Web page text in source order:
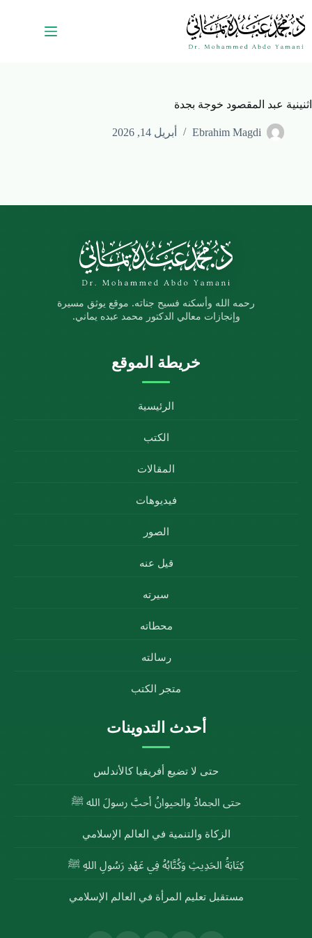
اثنينية عبد المقصود خوجة بجدة
Ebrahim Magdi أبريل 14, 2026
رحمه الله وأسكنه فسيح جناته. موقع يوثق مسيرة
وإنجازات معالي الدكتور محمد عبده يماني.
خريطة الموقع
الرئيسية
الكتب
المقالات
فيديوهات
الصور
قيل عنه
سيرته
محطاته
رسالته
متجر الكتب
أحدث التدوينات
حتى لا تضيع أفريقيا كالأندلس
حتى الجمادُ والحيوانُ أحبَّ رسولَ الله ﷺ
الزكاة والتنمية في العالم الإسلامي
كِتَابَةُ الحَدِيثِ وَكُتَّابُهُ فِي عَهْدِ رَسُولِ اللهِ ﷺ
مستقبل تعليم المرأة في العالم الإسلامي